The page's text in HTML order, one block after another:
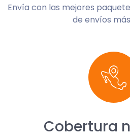
Envía con las mejores
de envíos
Cobertura